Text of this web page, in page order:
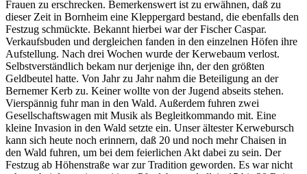
Frauen zu erschrecken. Bemerkenswert ist zu erwähnen, daß zu
dieser Zeit in Bornheim eine Kleppergard bestand, die ebenfalls den
Festzug schmückte. Bekannt hierbei war der Fischer Caspar.
Verkaufsbuden und dergleichen fanden in den einzelnen Höfen ihre
Aufstellung. Nach drei Wochen wurde der Kerwebaum verlost.
Selbstverständlich bekam nur derjenige ihn, der den größten
Geldbeutel hatte. Von Jahr zu Jahr nahm die Beteiligung an der
Bernemer Kerb zu. Keiner wollte von der Jugend abseits stehen.
Vierspännig fuhr man in den Wald. Außerdem fuhren zwei
Gesellschaftswagen mit Musik als Begleitkommando mit. Eine
kleine Invasion in den Wald setzte ein. Unser ältester Kerwebursch
kann sich heute noch erinnern, daß 20 und noch mehr Chaisen in
den Wald fuhren, um bei dem feierlichen Akt dabei zu sein. Der
Festzug ab Höhenstraße war zur Tradition geworden. Es war nicht